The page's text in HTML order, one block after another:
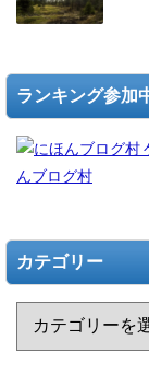
ランキング参加
んブログ村
カテゴリー